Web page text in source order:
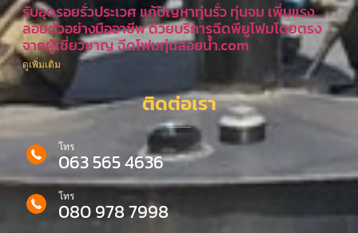
รับอุดรอยรั่วประเวศ แก้ปัญหาทุ่นรั่ว ทุ่นจม เพิ่มแรง
ลอยตัวอย่างมืออาชีพ ด้วยบริการฉีดพียูโฟมโดยตรง
จากผู้เชี่ยวชาญ ฉีดโฟมทุ่นลอยน้ำ.com
ดูเพิ่มเติม
ติดต่อเรา
โทร
063 565 4636
โทร
080 978 7998